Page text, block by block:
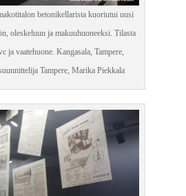
betonikellarista kuoriutui uusi
oleskeluun ja makuuhuoneeksi. Tilasta
ja vaatehuone. Kangasala, Tampere,
Tampere, Marika Piekkala